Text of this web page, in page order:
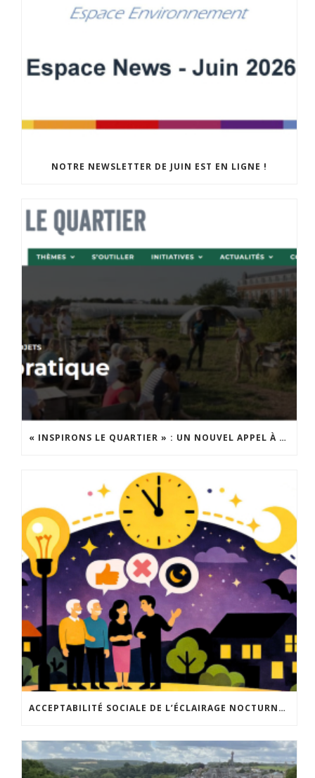
NOTRE NEWSLETTER DE JUIN EST EN LIGNE !
« INSPIRONS LE QUARTIER » : UN NOUVEL APPEL À PROJETS EST LANCÉ !
ACCEPTABILITÉ SOCIALE DE L’ÉCLAIRAGE NOCTURNE : LE REPLAY EST DISPONIBLE